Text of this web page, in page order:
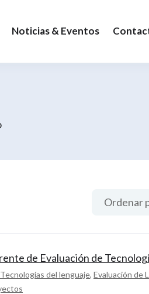
Noticias & Eventos
Ordenar
de Evaluación de
Tecnologías del lenguaje, Evaluación de